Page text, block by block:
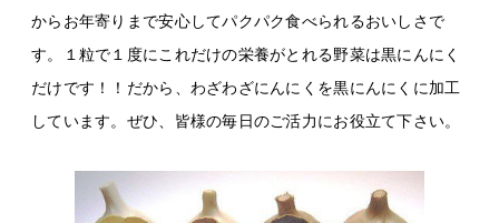
からお年寄りまで安心してパクパク食べられるおいしさで
す。１粒で１度にこれだけの栄養がとれる野菜は黒にんにく
だけです！！だから、わざわざにんにくを黒にんにくに加工
しています。ぜひ、皆様の毎日のご活力にお役立て下さい。